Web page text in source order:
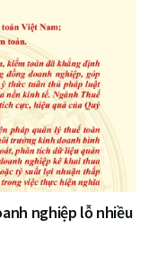
nghiệp lỗ nhiều